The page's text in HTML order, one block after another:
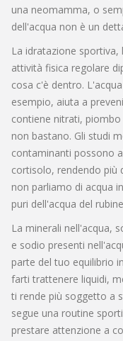
una neomamma, o
dell'acqua non è un
La idratazione sportiva,
attività fisica regolare
cosa c'è dentro.
esempio, aiuta a
contiene nitrati,
non bastano. Gli studi
contaminanti possono
cortisolo, rendendo più
non parliamo di acqua
puri dell'acqua del
La minerali nell'acqua,
e sodio presenti
parte del tuo equilibrio
farti trattenere liquidi,
ti rende più soggetto a
segue una routine
prestare attenzione a